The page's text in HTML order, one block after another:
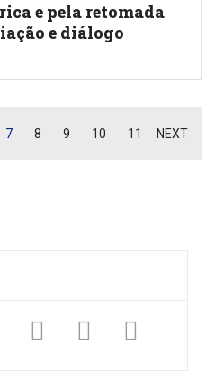
e pela retomada
e diálogo
7 8 9 10 11 NEXT
Instagram
YouTube
Fickr